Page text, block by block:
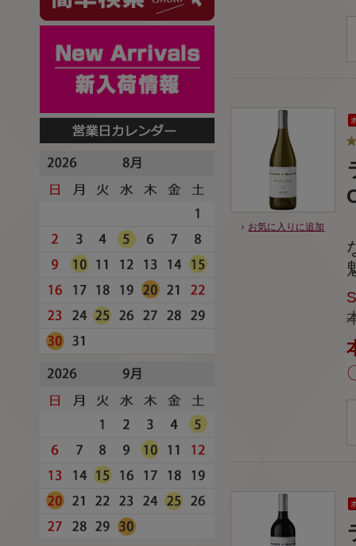
お気に入りに追加